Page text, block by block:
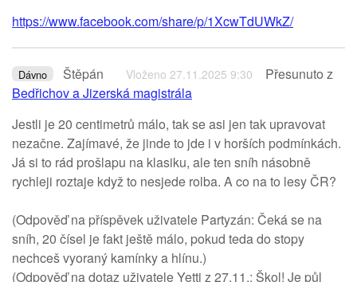
https://www.facebook.com/share/p/1XcwTdUWkZ/
Dávno Štěpán Vloženo 27.11.2025 9:30
Přesunuto z
Bedřichov a Jizerská magistrála
Jestli je 20 centimetrů málo, tak se asi jen tak upravovat
nezačne. Zajímavé, že jinde to jde i v horších podmínkách.
Já si to rád prošlapu na klasiku, ale ten sníh násobně
rychleji roztaje když to nesjede rolba. A co na to lesy ČR?
(Odpověď na příspěvek uživatele Partyzán: Čeká se na
sníh, 20 čísel je fakt ještě málo, pokud teda do stopy
nechceš vyoraný kamínky a hlínu.)
(Odpověď na dotaz uživatele Yetti z 27.11.: Škol! Je půl